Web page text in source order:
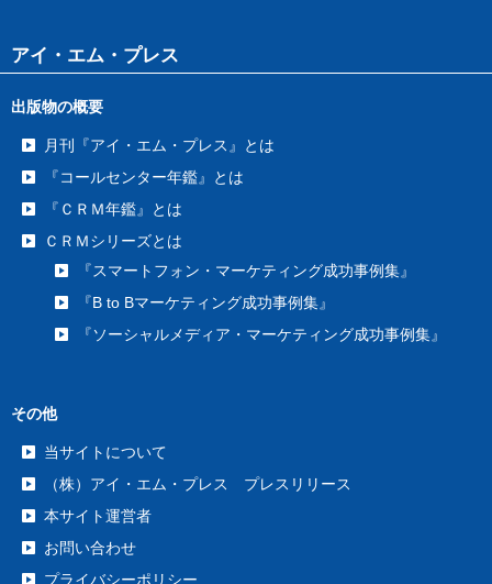
アイ・エム・プレス
出版物の概要
月刊『アイ・エム・プレス』とは
『コールセンター年鑑』とは
『ＣＲＭ年鑑』とは
ＣＲＭシリーズとは
『スマートフォン・マーケティング成功事例集』
『B to Bマーケティング成功事例集』
『ソーシャルメディア・マーケティング成功事例集』
その他
当サイトについて
（株）アイ・エム・プレス プレスリリース
本サイト運営者
お問い合わせ
プライバシーポリシー